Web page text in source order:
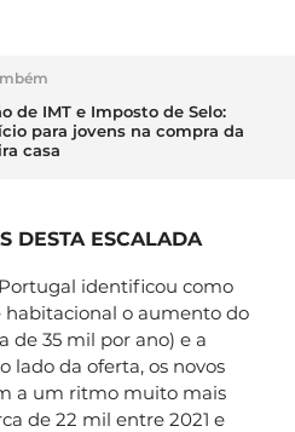
de IMT e Imposto de Selo:
para jovens na compra da
casa
DESTA ESCALADA
identificou como
habitacional o aumento do
de 35 mil por ano) e a
lado da oferta, os novos
a um ritmo muito mais
de 22 mil entre 2021 e